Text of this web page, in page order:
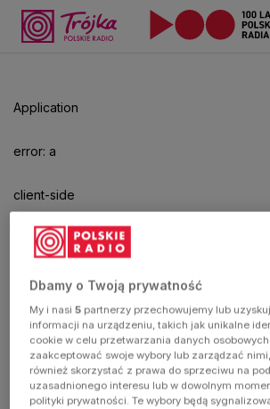
Application
error: a
client-side
exception
has
occurred
(see the
Dbamy o Twoją prywatność
My i nasi5 partnerzy przechowujemy lub
informacji na urządzeniu, takich jak unikalne
cookie w celu przetwarzania danych
zaakceptować swoje wybory lub zarządzać
również skorzystać z prawa do sprzeciwu na
uzasadnionego interesu lub w dowolnym
polityki prywatności. Te wybory będą